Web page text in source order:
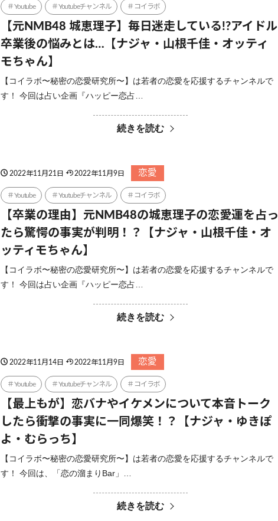
Youtube Youtubeチャンネル コイラボ
【元NMB48 城恵理子】毎日迷走している!?アイドル
卒業後の悩みとは…【ナジャ・山根千佳・オッティ
モちゃん】
【コイラボ〜秘密の恋愛研究所〜】は若者の恋愛を応援するチャンネルで
す！ 今回は占い企画『ハッピー恋占…
続きを読む
2022年11月21日 2022年11月9日 恋愛
Youtube Youtubeチャンネル コイラボ
【卒業の理由】元NMB48の城恵理子の恋愛運を占っ
たら驚愕の事実が判明！？【ナジャ・山根千佳・オ
ッティモちゃん】
【コイラボ〜秘密の恋愛研究所〜】は若者の恋愛を応援するチャンネルで
す！ 今回は占い企画『ハッピー恋占…
続きを読む
2022年11月14日 2022年11月9日 恋愛
Youtube Youtubeチャンネル コイラボ
【最上もが】恋バナやイケメンについて本音トーク
したら衝撃の事実に一同爆笑！？【ナジャ・ゆきぽ
よ・むらっち】
【コイラボ〜秘密の恋愛研究所〜】は若者の恋愛を応援するチャンネルで
す！ 今回は、「恋の溜まりBar」…
続きを読む